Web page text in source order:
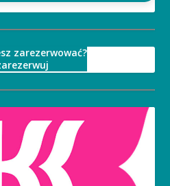
zarezerwować?